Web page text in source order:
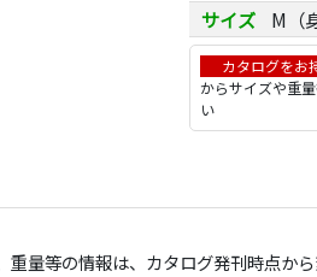
サイズ
M（
カタログをお
からサイズや重
い
量等の情報は、カタログ発刊時点か